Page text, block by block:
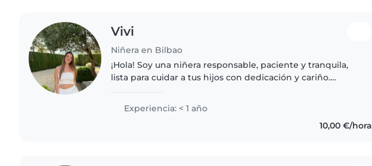
Vivi
Niñera en Bilbao
¡Hola! Soy una niñera responsable, paciente y tranquila,
lista para cuidar a tus hijos con dedicación y cariño.
Experiencia: < 1 año
10,00 €/hora